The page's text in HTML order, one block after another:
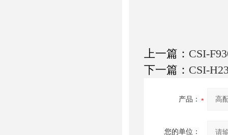
上一篇： CSI-
下一篇： CSI-
产品：
您的单位：